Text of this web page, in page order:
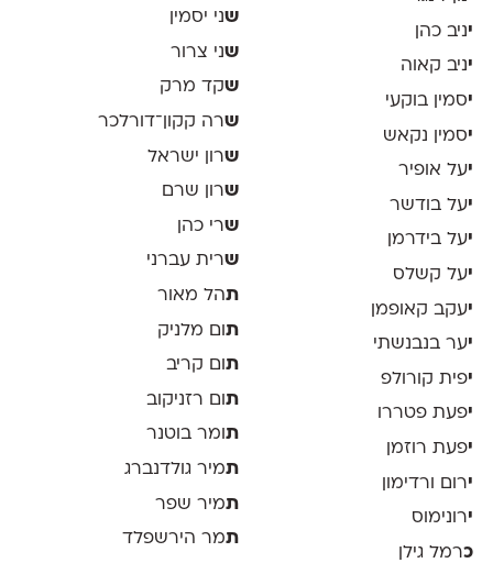
יניב כהן
יניב קאוה
יסמין בוקעי
יסמין נקאש
יעל אופיר
יעל בודשר
יעל בידרמן
יעל קשלס
יעקב קאופמן
יער בנבנשתי
יפית קורולפ
יפעת פטררו
יפעת רוזמן
ירום ורדימון
ירונימוס
כרמל גילן
שני יסמין
שני צרור
שקד מרק
שרה קקון־דורלכר
שרון ישראל
שרון שרם
שרי כהן
שרית עברני
תהל מאור
תום מלניק
ת ום קריב
ת ום רזניקוב
תומר בוטנר
תמיר גולדנברג
תמיר שפר
תמר הירשפלד